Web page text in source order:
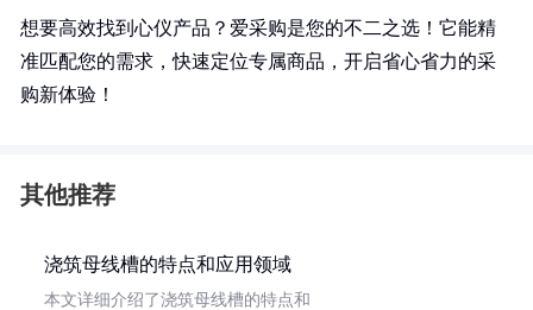
想要高效找到心仪产品？爱采购是您的不二之选！它能精
准匹配您的需求，快速定位专属商品，开启省心省力的采
购新体验！
其他推荐
浇筑母线槽的特点和应用领域
本文详细介绍了浇筑母线槽的特点和